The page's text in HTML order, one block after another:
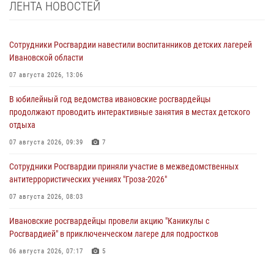
ЛЕНТА НОВОСТЕЙ
Сотрудники Росгвардии навестили воспитанников детских лагерей
Ивановской области
07 августа 2026, 13:06
В юбилейный год ведомства ивановские росгвардейцы
продолжают проводить интерактивные занятия в местах детского
отдыха
07 августа 2026, 09:39 7
Сотрудники Росгвардии приняли участие в межведомственных
антитеррористических учениях "Гроза-2026"
07 августа 2026, 08:03
Ивановские росгвардейцы провели акцию "Каникулы с
Росгвардией" в приключенческом лагере для подростков
06 августа 2026, 07:17 5